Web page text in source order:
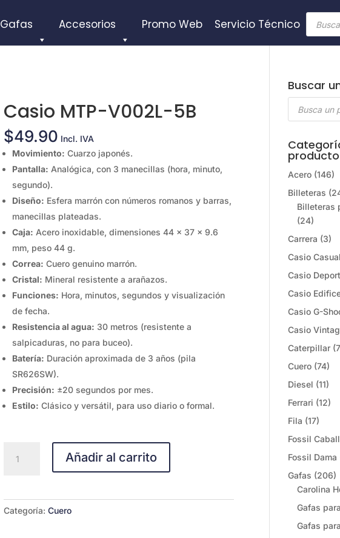
Gafas Accesorios Promo Web Servicio Técnico de
Casio MTP-V002L-5B
$49.90 Incl. IVA
Movimiento: Cuarzo japonés.
Pantalla: Analógica, con 3 manecillas (hora, minuto,
segundo).
Diseño: Esfera marrón con números romanos y barras,
manecillas plateadas.
Caja: Acero inoxidable, dimensiones 44 × 37 × 9.6
mm, peso 44 g.
Correa: Cuero genuino marrón.
Cristal: Mineral resistente a arañazos.
Funciones: Hora, minutos, segundos y visualización
de fecha.
Resistencia al agua: 30 metros (resistente a
salpicaduras, no para buceo).
Batería: Duración aproximada de 3 años (pila
SR626SW).
Precisión: ±20 segundos por mes.
Estilo: Clásico y versátil, para uso diario o formal.
MTP-
Añadir al carrito
Categoría:Cuero
Buscar
Búsqueda
Acero (146)
Billeteras
Billeteras
(24)
Carrera (3)
Casio Casual
Casio
Casio
Casio G-
Casio
Caterpillar
Cuero (74)
Diesel (11)
Ferrari (12)
Fila (17)
Fossil
Fossil Dama
Gafas (206)
Carolina
Gafas
Gafas